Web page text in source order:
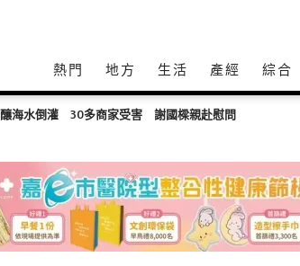
熱門 地方 生活 產經 綜合
釀海水倒灌 30多商家受害 謝國樑親赴慰問